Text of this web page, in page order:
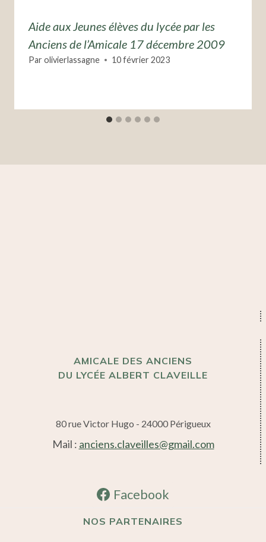
Aide aux Jeunes élèves du lycée par les
Anciens de l’Amicale 17 décembre 2009
Par olivierlassagne 10 février 2023
AMICALE DES ANCIENS
DU LYCÉE ALBERT CLAVEILLE
80 rue Victor Hugo - 24000 Périgueux
Mail : anciens.claveilles@gmail.com
Facebook
NOS PARTENAIRES